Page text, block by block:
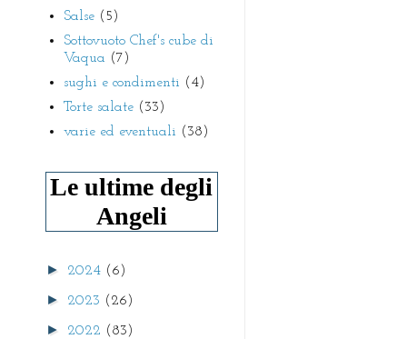
Salse (5)
Sottovuoto Chef's cube di
Vaqua (7)
sughi e condimenti (4)
Torte salate (33)
varie ed eventuali (38)
Le ultime degli
Angeli
► 2024 (6)
► 2023 (26)
► 2022 (83)